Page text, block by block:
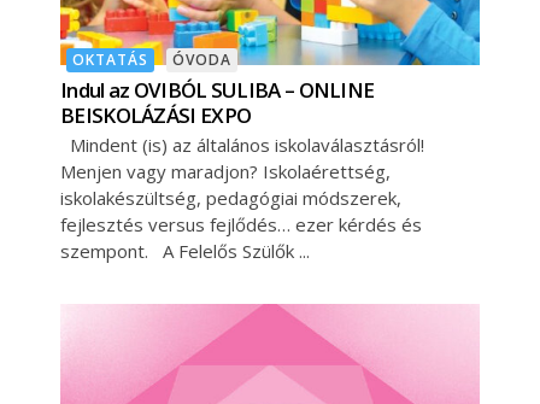
OKTATÁS ÓVODA
Indul az OVIBÓL SULIBA – ONLINE
BEISKOLÁZÁSI EXPO
Mindent (is) az általános iskolaválasztásról!
Menjen vagy maradjon? Iskolaérettség,
iskolakészültség, pedagógiai módszerek,
fejlesztés versus fejlődés… ezer kérdés és
szempont. A Felelős Szülők